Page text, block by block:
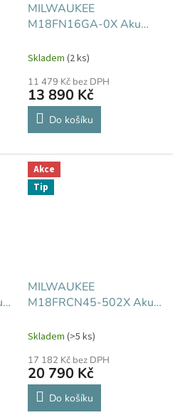
MILWAUKEE
M18FN16GA-0X Aku
Skladem (2 ks)
11 479 Kč bez DPH
13 890 Kč
Do košíku
Akce
Tip
MILWAUKEE
M18FRCN45-502X Aku
Skladem (>5 ks)
17 182 Kč bez DPH
20 790 Kč
Do košíku